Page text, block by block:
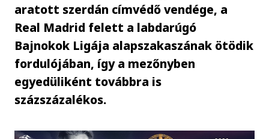
aratott szerdán címvédő vendége, a
Real Madrid felett a labdarúgó
Bajnokok Ligája alapszakaszának ötödik
fordulójában, így a mezőnyben
egyedüliként továbbra is
százszázalékos.